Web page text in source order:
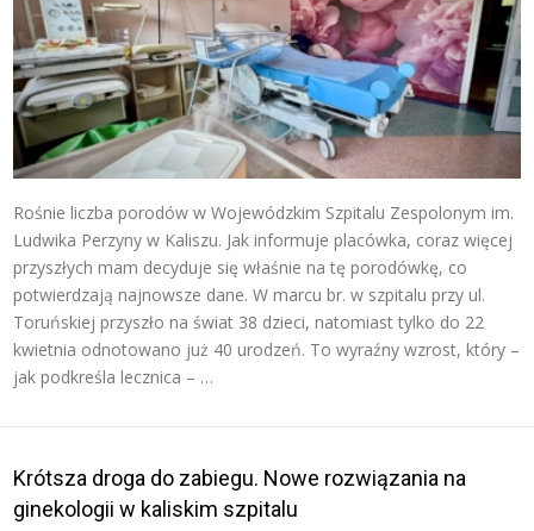
Rośnie liczba porodów w Wojewódzkim Szpitalu Zespolonym im.
Ludwika Perzyny w Kaliszu. Jak informuje placówka, coraz więcej
przyszłych mam decyduje się właśnie na tę porodówkę, co
potwierdzają najnowsze dane. W marcu br. w szpitalu przy ul.
Toruńskiej przyszło na świat 38 dzieci, natomiast tylko do 22
kwietnia odnotowano już 40 urodzeń. To wyraźny wzrost, który –
jak podkreśla lecznica – …
Krótsza droga do zabiegu. Nowe rozwiązania na
ginekologii w kaliskim szpitalu